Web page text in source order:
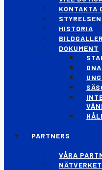
KONTAKTA
STYRELSEN
HISTORIA
DOKUMENT
PARTNERS
VÅRA
NÄTVERKET